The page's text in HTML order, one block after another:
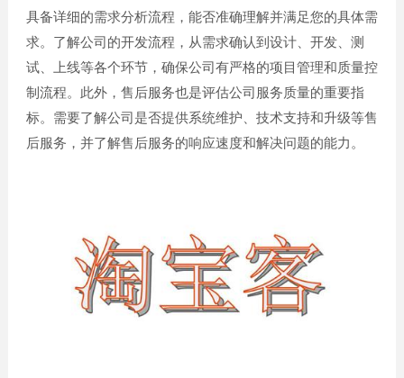
具备详细的需求分析流程，能否准确理解并满足您的具体需
求。了解公司的开发流程，从需求确认到设计、开发、测
试、上线等各个环节，确保公司有严格的项目管理和质量控
制流程。此外，售后服务也是评估公司服务质量的重要指
标。需要了解公司是否提供系统维护、技术支持和升级等售
后服务，并了解售后服务的响应速度和解决问题的能力。